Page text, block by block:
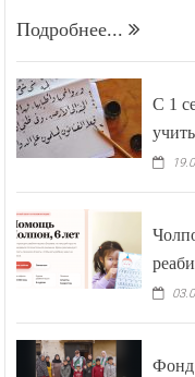
Подробнее...
С 1
Фонд